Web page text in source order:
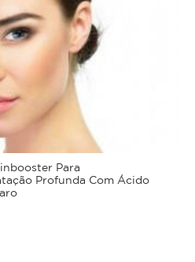
Para
Profunda Com Ácido